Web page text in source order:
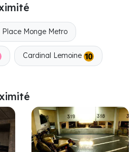
Place Monge Metro
Cardinal Lemoine